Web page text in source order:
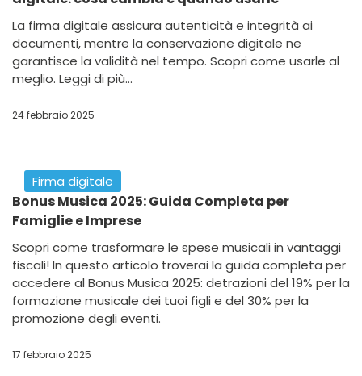
La firma digitale assicura autenticità e integrità ai
documenti, mentre la conservazione digitale ne
garantisce la validità nel tempo. Scopri come usarle al
meglio. Leggi di più...
24 febbraio 2025
Firma digitale
Bonus Musica 2025: Guida Completa per
Famiglie e Imprese
Scopri come trasformare le spese musicali in vantaggi
fiscali! In questo articolo troverai la guida completa per
accedere al Bonus Musica 2025: detrazioni del 19% per la
formazione musicale dei tuoi figli e del 30% per la
promozione degli eventi.
17 febbraio 2025